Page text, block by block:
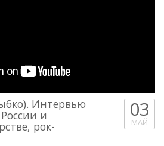
Интервью
и
рок-
03
МАЙ